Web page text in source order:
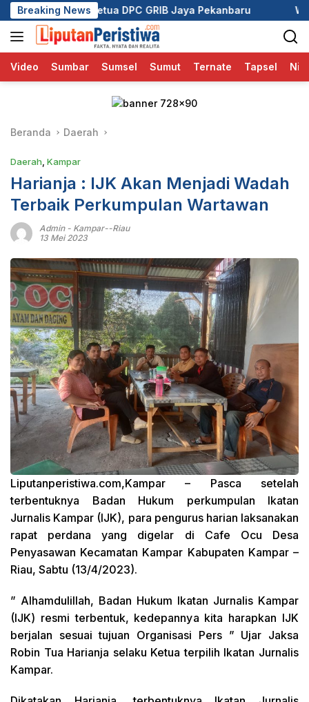
Langsung
ke
konten
Breaking News
DPC GRIB Jaya Pekanbaru Wali Kota Pekanbaru
Video Sumbar Sumsel Sumut Ternate Tapsel
Beranda Daerah
Daerah Kampar
Harianja : IJK Akan Menjadi Wadah
Terbaik Perkumpulan Wartawan
Admin- Kampar--Riau
13 Mei 2023
Liputanperistiwa.com,Kampar – Pasca setelah
terbentuknya Badan Hukum perkumpulan Ikatan
Jurnalis Kampar (IJK), para pengurus harian laksanakan
rapat perdana yang digelar di Cafe Ocu Desa
Penyasawan Kecamatan Kampar Kabupaten Kampar –
Riau, Sabtu (13/4/2023).
” Alhamdulillah, Badan Hukum Ikatan Jurnalis Kampar
(IJK) resmi terbentuk, kedepannya kita harapkan IJK
berjalan sesuai tujuan Organisasi Pers ” Ujar Jaksa
Robin Tua Harianja selaku Ketua terpilih Ikatan Jurnalis
Kampar.